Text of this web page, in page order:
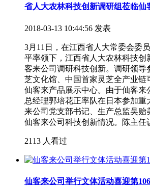
省人大农林科技创新调研组莅临仙
2018-03-13 10:44:56 发表
3月11日，在江西省人大常委会委
平率领下，江西省人大农林科技创
客来公司调研科技创新。调研领导
芝文化馆、中国首家灵芝全产业链
仙客来产品展示中心。由于仙客来
总经理郭培花正率队在日本参加重
来公司党支部书记、生产总监吴贻
仙客来公司科技创新情况。陈主任
2113 人看过
仙客来公司举行文体活动喜迎第